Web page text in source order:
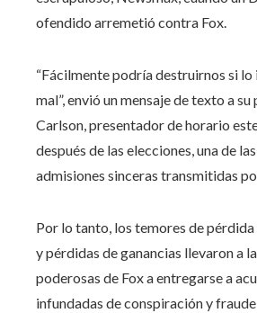
ofendido arremetió contra Fox.
“Fácilmente podría destruirnos si
mal”, envió un mensaje de texto a
Carlson, presentador de horario
después de las elecciones, una de
admisiones sinceras transmitidas
Por lo tanto, los temores de
y pérdidas de ganancias llevaron a
poderosas de Fox a entregarse a
infundadas de conspiración y fraude